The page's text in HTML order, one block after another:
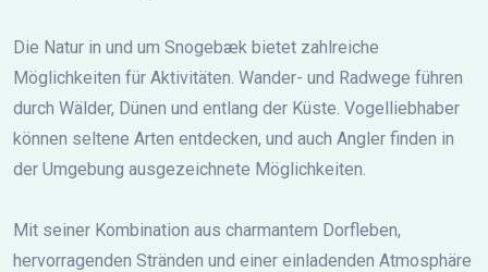
Die Natur in und um Snogebæk bietet zahlreiche
Möglichkeiten für Aktivitäten. Wander- und Radwege führen
durch Wälder, Dünen und entlang der Küste. Vogelliebhaber
können seltene Arten entdecken, und auch Angler finden in
der Umgebung ausgezeichnete Möglichkeiten.
Mit seiner Kombination aus charmantem Dorfleben,
hervorragenden Stränden und einer einladenden Atmosphäre